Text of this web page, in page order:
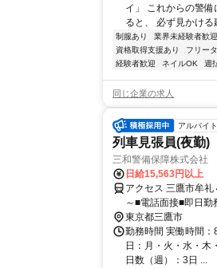
イ」 これからの警
ると、 必ず見かける
制服あり 業界未経験者歓迎
資格取得支援あり
フリー
経験者歓迎
ネイルOK 週
同じ企業の求人
アルバイ
列車見張員(夜勤)
三和警備保障株式会社
日給15,563円以上
アクセス 三鷹市牟
～■電話面接■即日勤
東京都三鷹市
勤務時間 実働時間
日：月・火・水・木
日数（週）：3日 ...